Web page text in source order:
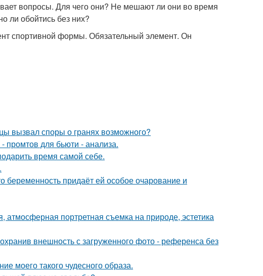
вопросы. Для чего они? Не мешают ли они во время
ли обойтись без них?
спортивной формы. Обязательный элемент. Он
вызвал споры о гранях возможного?
промтов для бьюти - анализа.
время самой себе.
беременность придаёт ей особое очарование и
портретная съемка на природе, эстетика
внешность с загруженного фото - референса без
моего такого чудесного образа.